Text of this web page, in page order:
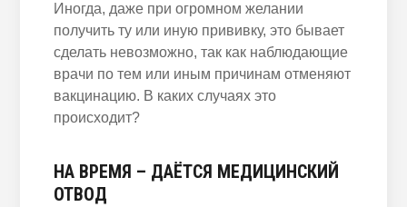
Иногда, даже при огромном желании
получить ту или иную прививку, это бывает
сделать невозможно, так как наблюдающие
врачи по тем или иным причинам отменяют
вакцинацию. В каких случаях это
происходит?
НА ВРЕМЯ – ДАЁТСЯ МЕДИЦИНСКИЙ
ОТВОД